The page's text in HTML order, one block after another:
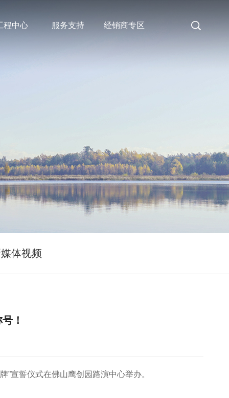
程中心 服务支持 经销商专区
体视频
！
宣誓仪式在佛山鹰创园路演中心举办。